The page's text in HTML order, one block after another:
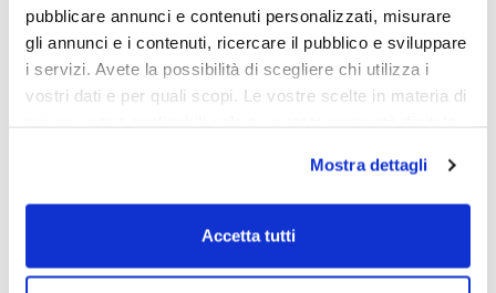
pubblicare annunci e contenuti personalizzati, misurare
gli annunci e i contenuti, ricercare il pubblico e sviluppare
i servizi. Avete la possibilità di scegliere chi utilizza i
vostri dati e per quali scopi. Le vostre scelte in materia di
modificare o revocare il proprio consenso in qualsiasi
momento dalla Dichiarazione sui cookie o facendo clic
sull'icona di attivazione della privacy.
Con il tuo consenso, vorremmo anche:
Mostra dettagli
Accetta tutti